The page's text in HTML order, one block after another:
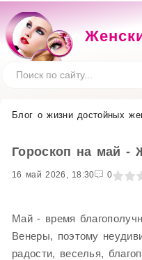
Блог о жизни достойных
Гороскоп на май -
16 май 2026, 18:30 0
1 2 3 4 5
Май - время
Венеры, поэтому
радости, веселья,